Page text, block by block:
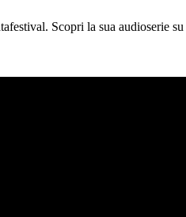
Scopri la sua audioserie